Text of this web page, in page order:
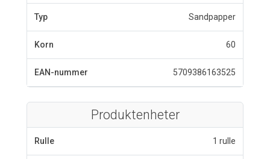
Typ Sandpapper
Korn 60
EAN-nummer 5709386163525
Produktenheter
Rulle 1 rulle